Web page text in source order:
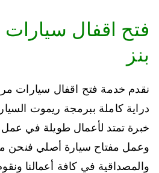
فتح اقفال
بنز
نقدم خدمة فتح اقفال سيارات
دراية كاملة ببرمجة ريموت
خبرة تمتد لأعمال طويلة في
وعمل مفتاح سيارة أصلي فنحن من
والمصداقية في كافة أعمالنا